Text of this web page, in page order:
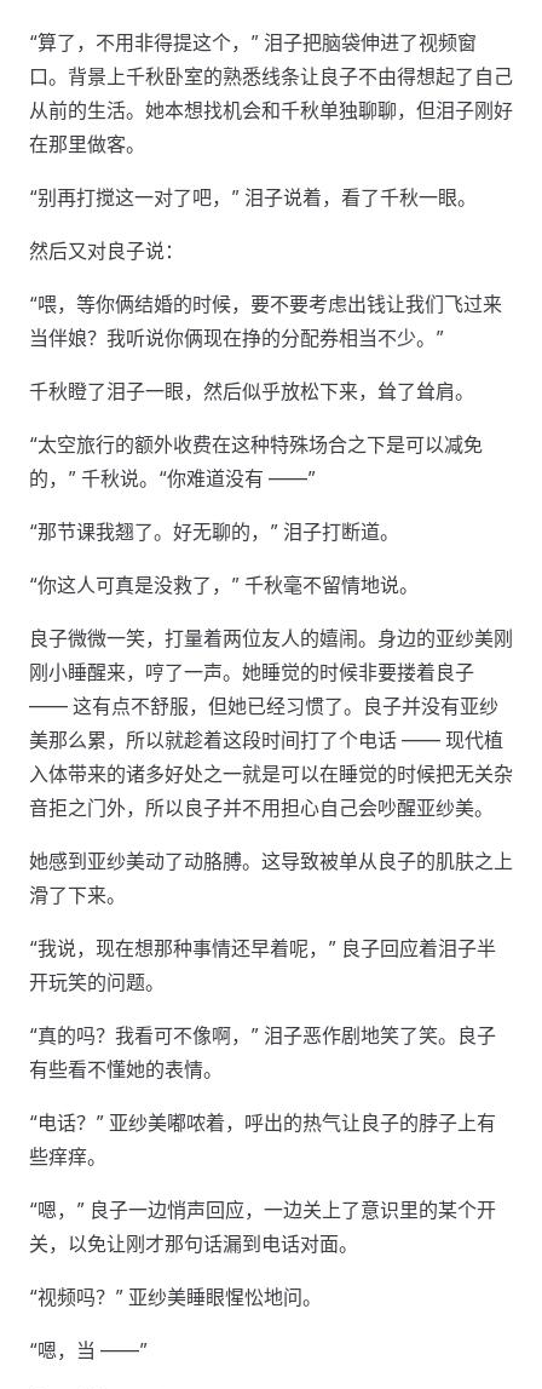
“算了，不用非得提这个，” 泪子把脑袋伸进了视频窗
口。背景上千秋卧室的熟悉线条让良子不由得想起了自己
从前的生活。她本想找机会和千秋单独聊聊，但泪子刚好
在那里做客。
“别再打搅这一对了吧，” 泪子说着，看了千秋一眼。
然后又对良子说：
“喂，等你俩结婚的时候，要不要考虑出钱让我们飞过来
当伴娘？我听说你俩现在挣的分配券相当不少。”
千秋瞪了泪子一眼，然后似乎放松下来，耸了耸肩。
“太空旅行的额外收费在这种特殊场合之下是可以减免
的，” 千秋说。“你难道没有 ——”
“那节课我翘了。好无聊的，” 泪子打断道。
“你这人可真是没救了，” 千秋毫不留情地说。
良子微微一笑，打量着两位友人的嬉闹。身边的亚纱美刚
刚小睡醒来，哼了一声。她睡觉的时候非要搂着良子
—— 这有点不舒服，但她已经习惯了。良子并没有亚纱
美那么累，所以就趁着这段时间打了个电话 —— 现代植
入体带来的诸多好处之一就是可以在睡觉的时候把无关杂
音拒之门外，所以良子并不用担心自己会吵醒亚纱美。
她感到亚纱美动了动胳膊。这导致被单从良子的肌肤之上
滑了下来。
“我说，现在想那种事情还早着呢，” 良子回应着泪子半
开玩笑的问题。
“真的吗？我看可不像啊，” 泪子恶作剧地笑了笑。良子
有些看不懂她的表情。
“电话？” 亚纱美嘟哝着，呼出的热气让良子的脖子上有
些痒痒。
“嗯，” 良子一边悄声回应，一边关上了意识里的某个开
关，以免让刚才那句话漏到电话对面。
“视频吗？” 亚纱美睡眼惺忪地问。
“嗯，当 ——”